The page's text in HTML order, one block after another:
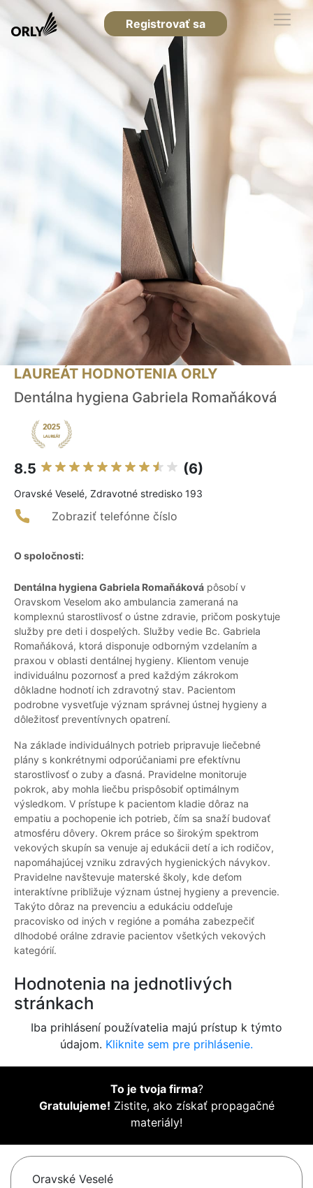
Registrovať sa
LAUREÁT HODNOTENIA ORLY
Dentálna hygiena Gabriela Romaňáková
8.5 (6)
Oravské Veselé, Zdravotné stredisko 193
Zobraziť telefónne číslo
O spoločnosti:
Dentálna hygiena Gabriela Romaňáková pôsobí v
Oravskom Veselom ako ambulancia zameraná na
komplexnú starostlivosť o ústne zdravie, pričom poskytuje
služby pre deti i dospelých. Služby vedie Bc. Gabriela
Romaňáková, ktorá disponuje odborným vzdelaním a
praxou v oblasti dentálnej hygieny. Klientom venuje
individuálnu pozornosť a pred každým zákrokom
dôkladne hodnotí ich zdravotný stav. Pacientom
podrobne vysvetľuje význam správnej ústnej hygieny a
dôležitosť preventívnych opatrení.
Na základe individuálnych potrieb pripravuje liečebné
plány s konkrétnymi odporúčaniami pre efektívnu
starostlivosť o zuby a ďasná. Pravidelne monitoruje
pokrok, aby mohla liečbu prispôsobiť optimálnym
výsledkom. V prístupe k pacientom kladie dôraz na
empatiu a pochopenie ich potrieb, čím sa snaží budovať
atmosféru dôvery. Okrem práce so širokým spektrom
vekových skupín sa venuje aj edukácii detí a ich rodičov,
napomáhajúcej vzniku zdravých hygienických návykov.
Pravidelne navštevuje materské školy, kde deťom
interaktívne približuje význam ústnej hygieny a prevencie.
Takýto dôraz na prevenciu a edukáciu oddeľuje
pracovisko od iných v regióne a pomáha zabezpečiť
dlhodobé orálne zdravie pacientov všetkých vekových
kategórií.
Hodnotenia na jednotlivých
stránkach
Iba prihlásení používatelia majú prístup k týmto
údajom. Kliknite sem pre prihlásenie.
To je tvoja firma?
Gratulujeme! Zistite, ako získať propagačné
materiály!
Oravské Veselé